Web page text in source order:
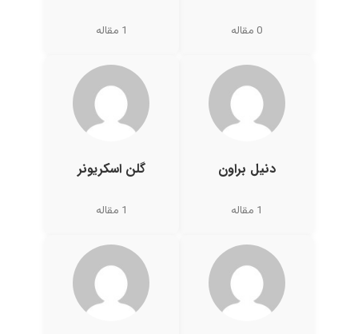
0 مقاله 1 مقاله
دنیل براون
1 مقاله
گلن اسکریونر
1 مقاله